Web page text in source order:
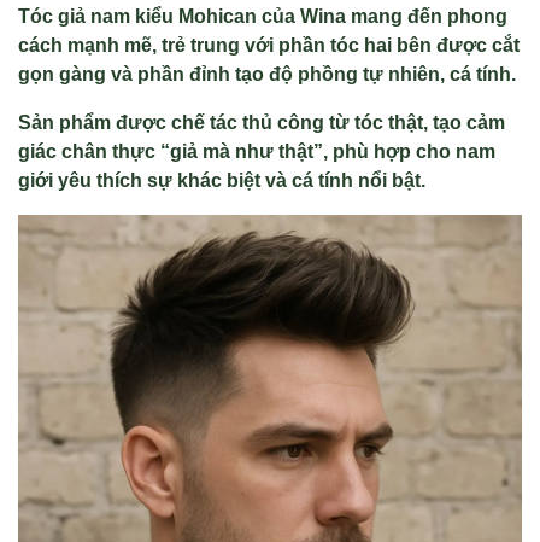
Tóc giả nam kiểu Mohican của Wina mang đến phong
cách mạnh mẽ, trẻ trung với phần tóc hai bên được cắt
gọn gàng và phần đỉnh tạo độ phồng tự nhiên, cá tính.
Sản phẩm được chế tác thủ công từ tóc thật, tạo cảm
giác chân thực “giả mà như thật”, phù hợp cho nam
giới yêu thích sự khác biệt và cá tính nổi bật.